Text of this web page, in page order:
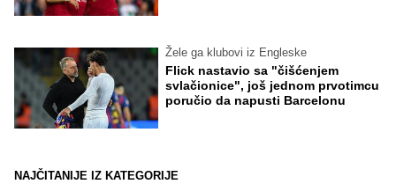
Žele ga klubovi iz Engleske
Flick nastavio sa "čišćenjem
svlačionice", još jednom prvotimcu
poručio da napusti Barcelonu
NAJČITANIJE IZ KATEGORIJE